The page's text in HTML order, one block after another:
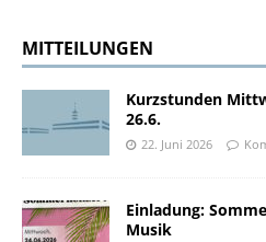
MITTEILUNGEN
Kurzstunden
26.6.
22. Juni 2026
Einladung:
Musik